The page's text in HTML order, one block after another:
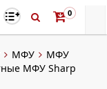
0
МФУ
МФУ
МФУ Sharp